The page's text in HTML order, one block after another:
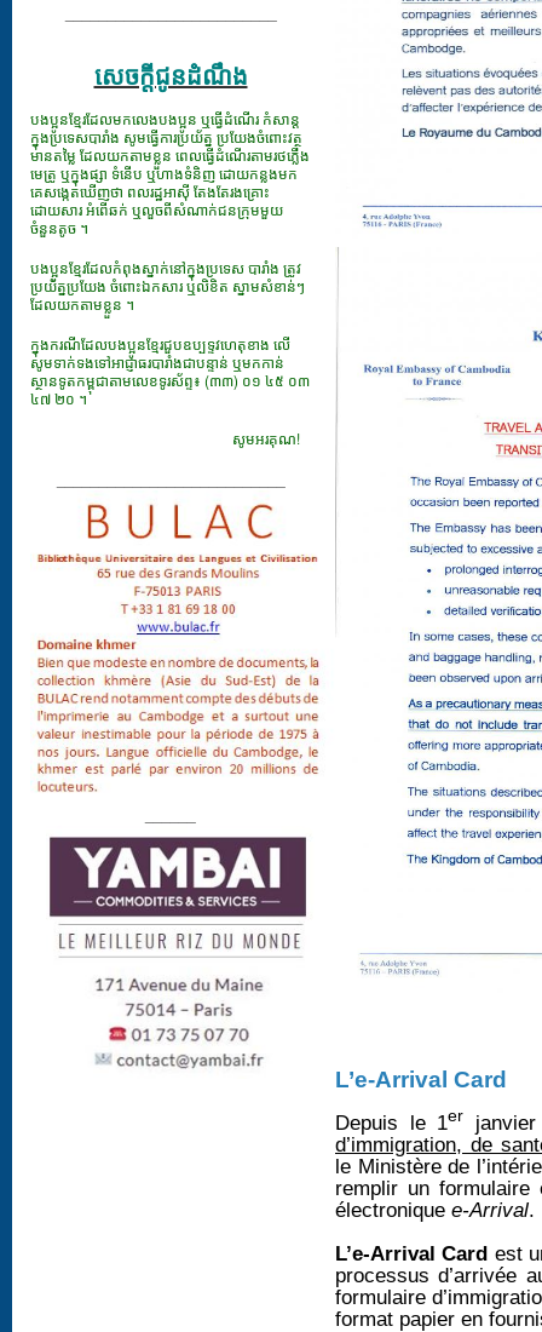
L’e-Arrival Card
Depuis le 1er
d’immigration, de
le Ministère de
remplir un formulaire
électronique e-Arrival.
L’e-Arrival Card est
processus d’arrivée
formulaire
format papier en
សេចក្ដីជូនដំណឹង
បងប្អូនខ្មែរដែលមកលេងបងប្អូន ឬធ្វើដំណើរ កំសាន្ត
ក្នុងប្រទេសបារាំង សូមធ្វើការប្រយ័ត្ន ប្រយែងចំពោះវត្ថុ
មានតម្លៃ ដែលយកតាមខ្លួន ពេលធ្វើដំណើរតាមរថភ្លើង
មេត្រូ ឬក្នុងផ្សា ទំនើប ឬហាងទំនិញ ដោយកន្លងមក
គេសង្កេតឃើញថា ពលរដ្ឋអាស៊ី តែងតែរងគ្រោះ
ដោយសារ អំពើឆក់ ឬលួចពីសំណាក់ជនក្រុមមួយ
ចំនួនតូច ។
បងប្អូនខ្មែរដែលកំពុងស្នាក់នៅក្នុងប្រទេស បារាំង ត្រូវ
ប្រយ័ត្នប្រយែង ចំពោះឯកសារ​ ឬលិខិត ស្នាមសំខាន់ៗ
ដែលយកតាមខ្លួន ។
ក្នុងករណីដែលបងប្អូនខ្មែរជួបឧប្បទ្ទវហេតុខាង លើ
សូមទាក់ទងទៅអាជ្ញាធរបារាំងជាបន្ទាន់ ឬមកកាន់
ស្ថានទូតកម្ពុជាតាមលេខទូរស័ព្ទ៖ (៣៣) ០១ ៤៥ ០៣
៤៧ ២០ ។
សូមអរគុណ!